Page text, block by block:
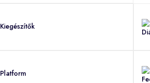
Kiegészítők
Platform